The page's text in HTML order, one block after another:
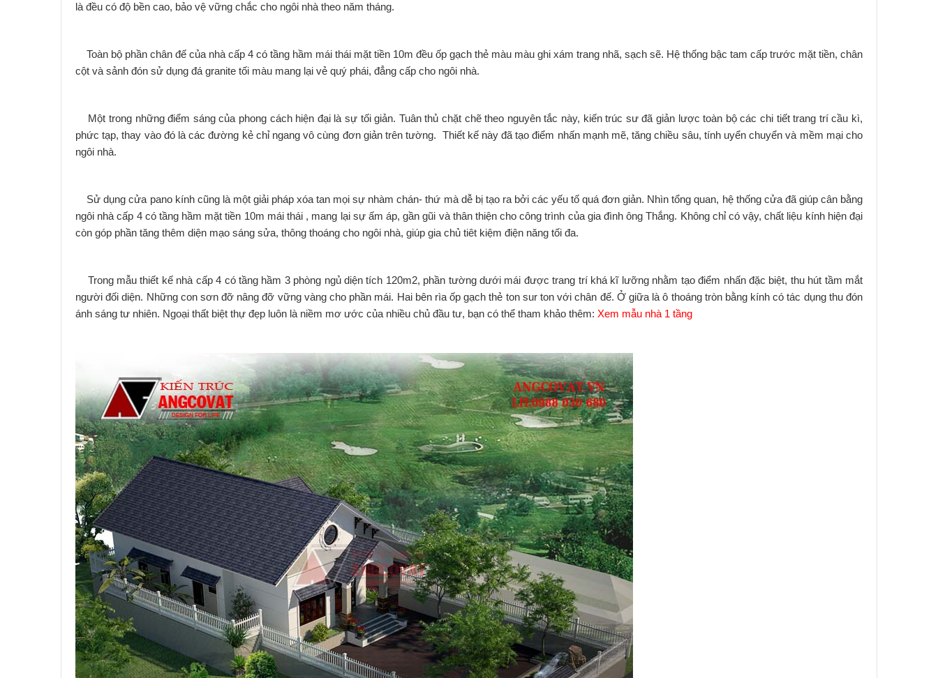
là đều có độ bền cao, bảo vệ vững chắc cho ngôi nhà theo năm tháng.
Toàn bộ phần chân đế của nhà cấp 4 có tầng hầm mái thái mặt tiền 10m đều ốp gạch thẻ màu màu ghi xám trang nhã, sạch sẽ. Hệ thống bậc tam cấp trước mặt tiền, chân
cột và sảnh đón sử dụng đá granite tối màu mang lại vẻ quý phái, đẳng cấp cho ngôi nhà.
Một trong những điểm sáng của phong cách hiện đại là sự tối giản. Tuân thủ chặt chẽ theo nguyên tắc này, kiến trúc sư đã giản lược toàn bộ các chi tiết trang trí cầu kì,
phức tạp, thay vào đó là các đường kẻ chỉ ngang vô cùng đơn giản trên tường. Thiết kế này đã tạo điểm nhấn mạnh mẽ, tăng chiều sâu, tính uyển chuyển và mềm mại cho
ngôi nhà.
Sử dụng cửa pano kính cũng là một giải pháp xóa tan mọi sự nhàm chán- thứ mà dễ bị tạo ra bởi các yếu tố quá đơn giản. Nhìn tổng quan, hệ thống cửa đã giúp cân bằng
ngôi nhà cấp 4 có tầng hầm mặt tiền 10m mái thái , mang lại sự ấm áp, gần gũi và thân thiện cho công trình của gia đình ông Thắng. Không chỉ có vậy, chất liệu kính hiện đại
còn góp phần tăng thêm diện mạo sáng sửa, thông thoáng cho ngôi nhà, giúp gia chủ tiêt kiệm điện năng tối đa.
Trong mẫu thiết kế nhà cấp 4 có tầng hầm 3 phòng ngủ diện tích 120m2, phần tường dưới mái được trang trí khá kĩ lưỡng nhằm tạo điểm nhấn đặc biệt, thu hút tầm mắt
người đối diện. Những con sơn đỡ nâng đỡ vững vàng cho phần mái. Hai bên rìa ốp gạch thẻ ton sur ton với chân đế. Ở giữa là ô thoáng tròn bằng kính có tác dụng thu đón
ánh sáng tư nhiên. Ngoại thất biệt thự đẹp luôn là niềm mơ ước của nhiều chủ đầu tư, bạn có thể tham khảo thêm: Xem mẫu nhà 1 tầng